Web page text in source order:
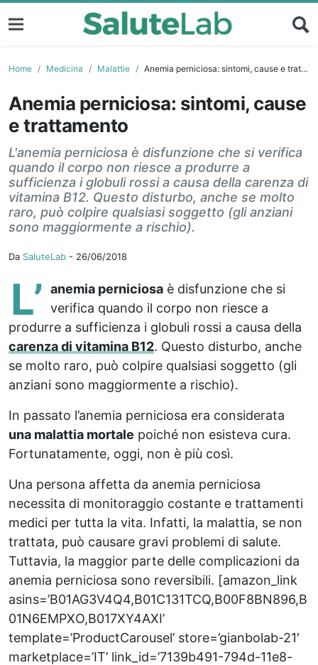
Home Medicina Malattie Anemia perniciosa: sintomi, cause e trattamento
Anemia perniciosa: sintomi, cause
e trattamento
L'anemia perniciosa è disfunzione che si verifica
quando il corpo non riesce a produrre a
sufficienza i globuli rossi a causa della carenza di
vitamina B12. Questo disturbo, anche se molto
raro, può colpire qualsiasi soggetto (gli anziani
sono maggiormente a rischio).
Da SaluteLab - 26/06/2018
L’ anemia perniciosa è disfunzione che si
verifica quando il corpo non riesce a
produrre a sufficienza i globuli rossi a causa della
carenza di vitamina B12. Questo disturbo, anche
se molto raro, può colpire qualsiasi soggetto (gli
anziani sono maggiormente a rischio).
In passato l’anemia perniciosa era considerata
una malattia mortale poiché non esisteva cura.
Fortunatamente, oggi, non è più così.
Una persona affetta da anemia perniciosa
necessita di monitoraggio costante e trattamenti
medici per tutta la vita. Infatti, la malattia, se non
trattata, può causare gravi problemi di salute.
Tuttavia, la maggior parte delle complicazioni da
anemia perniciosa sono reversibili. [amazon_link
asins=’B01AG3V4Q4,B01C131TCQ,B00F8BN896,B
01N6EMPXO,B017XY4AXI’
template=’ProductCarousel’ store=’gianbolab-21′
marketplace=’IT’ link_id=’7139b491-794d-11e8-